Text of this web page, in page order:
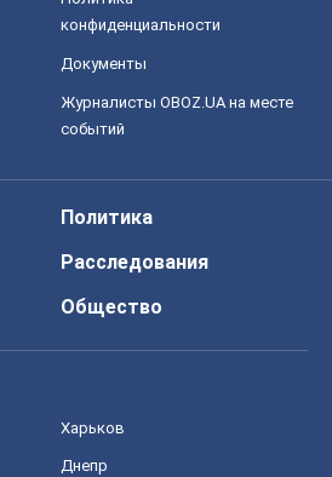
конфиденциальности
Документы
Журналисты OBOZ.UA на месте
событий
Политика
Расследования
Общество
Харьков
Днепр